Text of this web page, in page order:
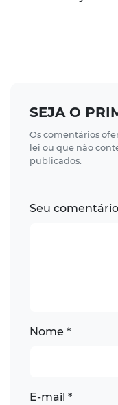
SEJA O
Os comentários
lei ou que não
publicados.
Seu
Nome *
E-mail *